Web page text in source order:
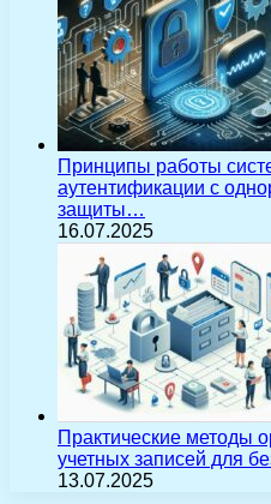
Принципы работы
аутентификации с
защиты…
16.07.2025
Практические методы
учетных записей для
13.07.2025